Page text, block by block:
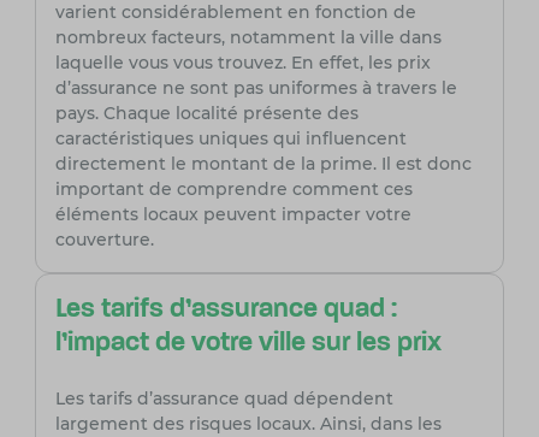
varient considérablement en fonction de
nombreux facteurs, notamment la ville dans
laquelle vous vous trouvez. En effet, les prix
d’assurance ne sont pas uniformes à travers le
pays. Chaque localité présente des
caractéristiques uniques qui influencent
directement le montant de la prime. Il est donc
important de comprendre comment ces
éléments locaux peuvent impacter votre
couverture.
Les tarifs d’assurance quad :
l’impact de votre ville sur les prix
Les tarifs d’assurance quad dépendent
largement des risques locaux. Ainsi, dans les